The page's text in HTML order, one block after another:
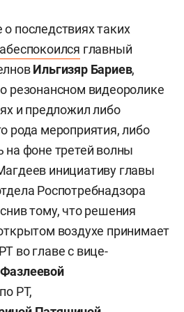
последствиях таких
главный
Ильгизяр Бариев,
резонансном видеоролике
и предложил либо
рода мероприятия, либо
на фоне третей волны
инициативу главы
Роспотребнадзора
тому, что решения
воздухе принимает
во главе с вице-
РТ,